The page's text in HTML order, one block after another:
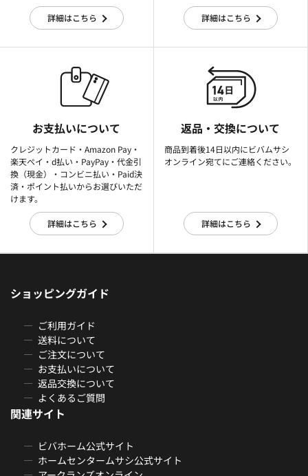
詳細はこちら 詳細はこちら
お支払いについて
クレジットカード・Amazon Pay・
楽天ぺイ・d払い・PayPay・代金引
換（現金）・コンビニ払い・Paid決
済・ポイント払いからお選びいただ
けます。
詳細はこちら
返品・交換について
商品到着後14日以内にビバムサシ
オンライン宛てにご連絡ください。
詳細はこちら
ショッピングガイド
ご利用ガイド
送料について
ご注文について
お支払いについて
返品交換について
よくあるご質問
関連サイト
ビバホーム公式サイト
ホームセンタームサシ公式サイト